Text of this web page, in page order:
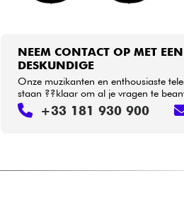
NEEM CONTACT OP MET EEN
DESKUNDIGE
Onze muzikanten en enthousiaste
staan ??klaar om al je vragen te
+33 181 930 900